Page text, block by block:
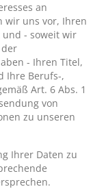
an
wir uns vor, Ihren
und - soweit wir
- Ihren Titel,
Ihre Berufs-,
Art. 6 Abs. 1
von
zu unseren
Ihrer Daten zu